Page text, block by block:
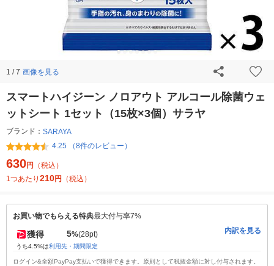
1 / 7 画像を見る
スマートハイジーン ノロアウト アルコール除菌ウェ
ットシート 1セット（15枚×3個）サラヤ
ブランド： SARAYA
4.25 （8件のレビュー）
630円
（税込）
1つあたり 210円 （税込）
お買い物でもらえる特典最大付与率7%
獲得 5%(28pt)
うち4.5%は利用先・期間限定
内訳を見る
ログイン&全額PayPay支払いで獲得できます。原則として税抜金額に対し付与されます。